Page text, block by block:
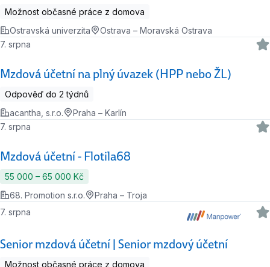
Možnost občasné práce z domova
Ostravská univerzita
Ostrava – Moravská Ostrava
Mzdová účetní na plný úvazek (HPP nebo ŽL)
7. srpna
Odpověď do 2 týdnů
acantha, s.r.o.
Praha – Karlín
Mzdová účetní - Flotila68
7. srpna
55 000 ‍–‍ 65 000 Kč
68. Promotion s.r.o.
Praha – Troja
Senior mzdová účetní | Senior mzdový účetní
7. srpna
Možnost občasné práce z domova